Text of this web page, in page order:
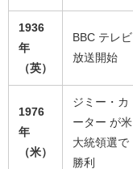
1936
年
（英）
BBC テレビ
放送開始
1976
年
（米）
ジミー・カ
ーター が米
大統領選で
勝利